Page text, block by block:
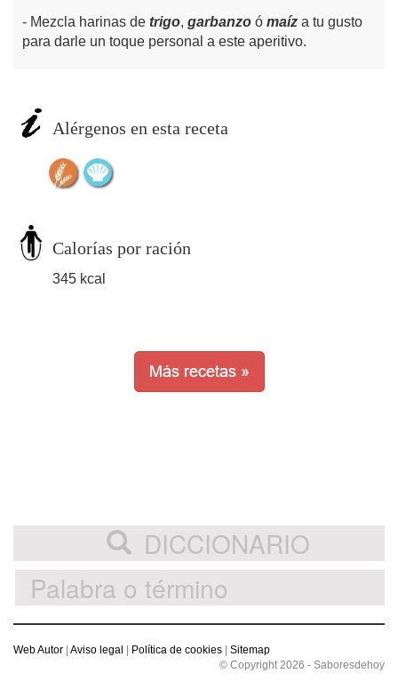
Mezcla harinas de trigo, garbanzo ó maíz a tu gusto
para darle un toque personal a este aperitivo.
Alérgenos en esta receta
Calorías por ración
345 kcal
DICCIONARIO
Web Autor Aviso legal Política de cookies
Sitemap
© Copyright 2026 - Saboresdehoy